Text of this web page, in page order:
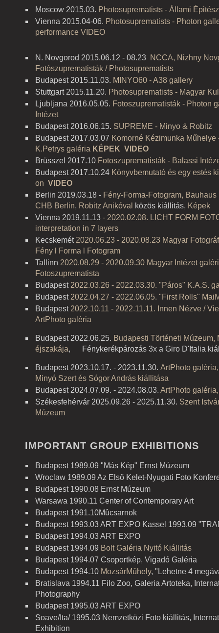
Moscow 2015.03. Photosuprematists - Állami
Vienna 2015.04-06. Photosuprematists - Photon
performance VIDEO
N. Novgorod 2015.06.12 - 08.23 NCCA, Nizhny
Fotószuprematisták / Photosuprematists
Budapest 2015.11.03. MINYO60 - A38 gallery
Stuttgart 2015.11.20. Photosuprematists - Magyar
Ljubljana 2016.05.05. Fotoszuprematisták - Photon
Intézet
Budapest 2016.06.15. SUPREME - Minyo & Robitz
Budapest 2017.03.07 Komorné Kézimunka
K.Petrys galéria KÉPEK VIDEO
Brüsszel 2017.10 Fotoszuprematisták - Balassi
Budapest 2017.10.24 Könyvbemutató és egy estés
on VIDEO
Berlin 2019.03.18 - Fény-Forma-Fotogram, Bauhaus
CHB Berlin, Robitz Anikóval közös kiállitás, Képek
Vienna 2019.11.13 - 2020.02.08. LICHT FORM
interpretation in 7 layers
Kecskemét 2020.06.23 - 2020.08.23 Magyar
Fény l Forma l Fotogram
Tallinn 2020.08.29 - 2020.09.30 Magyar Intézet
Fotoszuprematista
Budapest 2022.03.26 - 2022.03.30. "Páros" K.A.S.
Budapest 2022.04.27 - 2022.06.05. "First Rolls"
Budapest 2022.10.11 - 2022.11.11. Innen Nézve /
ArtPhoto galéria
Budapest 2022.06.25. Budapesti Történeti Múzeum,
éjszakája, Fénykerékpározás 3x a Giro D'Italia
Budapest 2023.10.17. - 2023.11.30. ArtPhoto
Minyó Szert és Sógor András kiállitása
Budapest 2024.07.09. - 2024.08.03. ArtPhoto
Székesfehérvár 2025.09.26 - 2025.11.30. Szent
Múzeum
IMPORTANT GROUP EXHIBITIONS
Budapest 1989.09 "Más Kép" Ernst Múzeum
Wroclaw 1989.09 Az Elsõ Kelet-Nyugati Foto
Budapest 1990.08 Ernst Múzeum
Warsawa 1990.11 Center of Contemporary Art
Budapest 1991.10Mûcsarnok
Budapest 1993.03 ART EXPO Kassel 1993.09
Budapest 1994.03 ART EXPO
Budapest 1994.09 Bolt Galéria Nyitó Kiállitás
Budapest 1994.07 Csoportkép, Vigadó Galéria
Budapest 1994.10 MozsárMûhely, "Lehetne 4
Bratislava 1994.11 Filo Zoo, Galeria Artoteka,
Photography
Budapest 1995.03 ART EXPO
Soave/Ita/ 1995.03 Nemzetközi Foto kiállitás,
Exhibition